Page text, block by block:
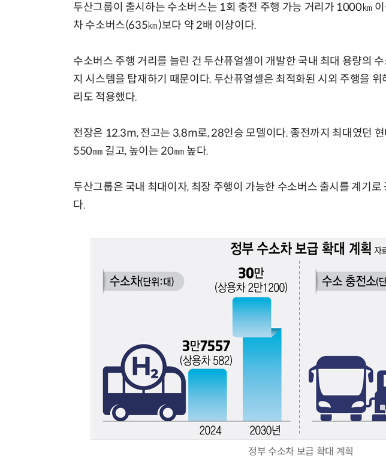
두산그룹이 출시하는 수소버스는 1회 충전 주행 가능 거리가 1000㎞
차 수소버스(635㎞)보다 약 2배 이상이다.
수소버스 주행 거리를 늘린 건 두산퓨얼셀이 개발한 국내 최대 용량의
지 시스템을 탑재하기 때문이다. 두산퓨얼셀은 최적화된 시외 주행을
리도 적용했다.
전장은 12.3m, 전고는 3.8m로, 28인승 모델이다. 종전까지 최대였던
550㎜ 길고, 높이는 20㎜ 높다.
두산그룹은 국내 최대이자, 최장 주행이 가능한 수소버스 출시를 계기로
다.
정부 수소차 보급 확대 계획